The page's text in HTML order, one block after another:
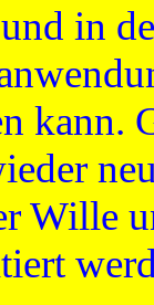
in
kann.
Wille